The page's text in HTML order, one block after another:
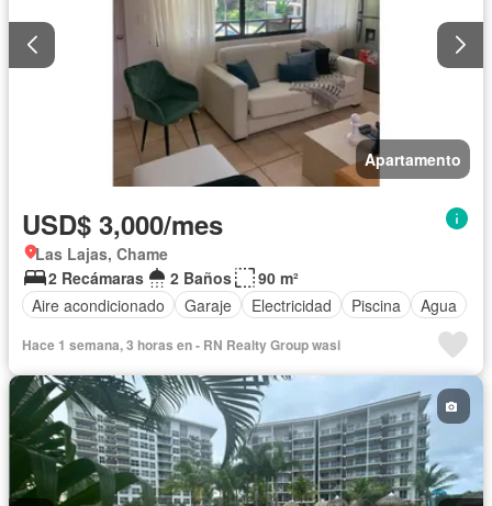
Apartamento
USD$ 3,000/mes
Las Lajas, Chame
2 Recámaras
2 Baños
90 m²
Aire acondicionado
Garaje Electricidad Piscina Agua
Hace 1 semana, 3 horas en - RN Realty Group wasi